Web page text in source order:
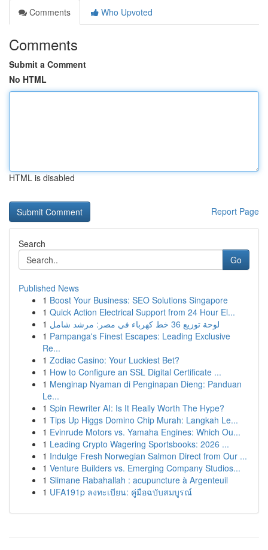
Comments
Who Upvoted
Comments
Submit a Comment
No HTML
HTML is disabled
Report Page
Search
Go
Published News
1 Boost Your Business: SEO Solutions Singapore
1 Quick Action Electrical Support from 24 Hour El...
1
لوحة توزيع 36 خط كهرباء في مصر: مرشد شامل
1 Pampanga's Finest Escapes: Leading Exclusive
Re...
1 Zodiac Casino: Your Luckiest Bet?
1 How to Configure an SSL Digital Certificate ...
1 Menginap Nyaman di Penginapan Dieng: Panduan
Le...
1 Spin Rewriter AI: Is It Really Worth The Hype?
1 Tips Up Higgs Domino Chip Murah: Langkah Le...
1 Evinrude Motors vs. Yamaha Engines: Which Ou...
1 Leading Crypto Wagering Sportsbooks: 2026 ...
1 Indulge Fresh Norwegian Salmon Direct from Our ...
1 Venture Builders vs. Emerging Company Studios...
1 Slimane Rabahallah : acupuncture à Argenteuil
1 UFA191p ลงทะเบียน: คู่มือฉบับสมบูรณ์